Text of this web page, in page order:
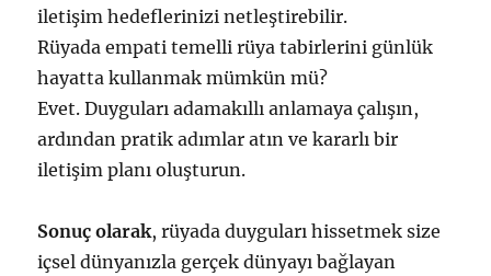
iletişim hedeflerinizi netleştirebilir.
Rüyada empati temelli rüya tabirlerini günlük
hayatta kullanmak mümkün mü?
Evet. Duyguları adamakıllı anlamaya çalışın,
ardından pratik adımlar atın ve kararlı bir
iletişim planı oluşturun.
Sonuç olarak, rüyada duyguları hissetmek size
içsel dünyanızla gerçek dünyayı bağlayan